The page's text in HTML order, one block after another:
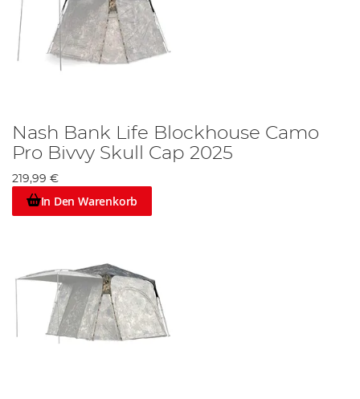
Nash Bank Life Blockhouse Camo
Pro Bivvy Skull Cap 2025
219,99 €
In Den Warenkorb